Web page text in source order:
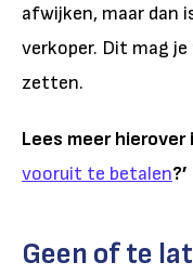
afwijken, maar dan
verkoper. Dit mag je
zetten.
Lees meer hierover
vooruit te betalen?’
Geen of te